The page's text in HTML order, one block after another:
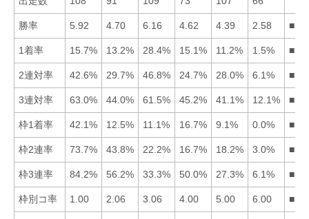
勝率 5.92 4.70 6.16 4.62 4.39 2.58
1着率 15.7% 13.2% 28.4% 15.1% 11.2% 1.5%
2連対率 42.6% 29.7% 46.8% 24.7% 28.0% 6.1%
3連対率 63.0% 44.0% 61.5% 45.2% 41.1% 12.1%
枠1着率 42.1% 12.5% 11.1% 16.7% 9.1% 0.0%
枠2連率 73.7% 43.8% 22.2% 16.7% 18.2% 3.0%
枠3連率 84.2% 56.2% 33.3% 50.0% 27.3% 6.1%
枠別コ率 1.00 2.06 3.06 4.00 5.00 6.00